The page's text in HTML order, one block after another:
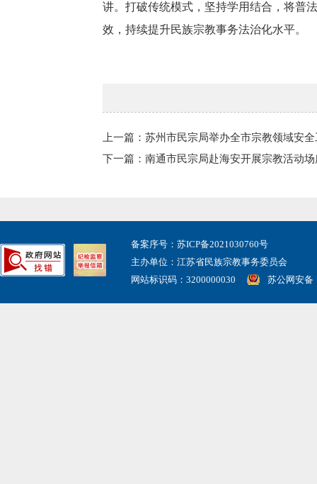
讲。打破传统模式，坚持学用结合，将普
效，持续提升民族宗教事务法治化水平。
上一篇：苏州市民宗局举办全市宗教领域安
下一篇：南通市民宗局赴海安开展宗教活动
备案序号：苏ICP备2021030760号
主办单位：江苏省民族宗教事务委员会
网站标识码：3200000030
苏公网安备